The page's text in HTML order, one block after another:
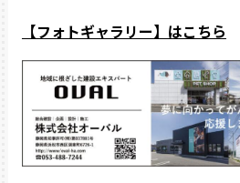
【フォトギャラリー】はこちら